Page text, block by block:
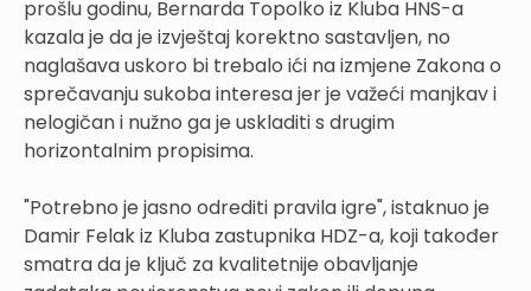
prošlu godinu, Bernarda Topolko iz Kluba HNS-a
kazala je da je izvještaj korektno sastavljen, no
naglašava uskoro bi trebalo ići na izmjene Zakona o
sprečavanju sukoba interesa jer je važeći manjkav i
nelogičan i nužno ga je uskladiti s drugim
horizontalnim propisima.
"Potrebno je jasno odrediti pravila igre", istaknuo je
Damir Felak iz Kluba zastupnika HDZ-a, koji također
smatra da je ključ za kvalitetnije obavljanje